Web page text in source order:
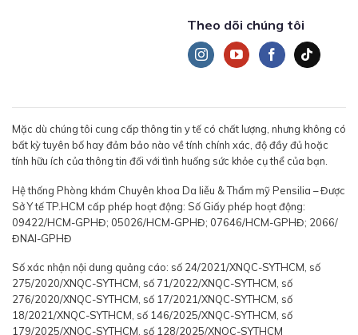
Theo dõi chúng tôi
Mặc dù chúng tôi cung cấp thông tin y tế có chất lượng, nhưng không có
bất kỳ tuyên bố hay đảm bảo nào về tính chính xác, độ đầy đủ hoặc
tính hữu ích của thông tin đối với tình huống sức khỏe cụ thể của bạn.
Hệ thống Phòng khám Chuyên khoa Da liễu & Thẩm mỹ Pensilia – Được
Sở Y tế TP.HCM cấp phép hoạt động: Số Giấy phép hoạt động:
09422/HCM-GPHĐ; 05026/HCM-GPHĐ; 07646/HCM-GPHĐ; 2066/
ĐNAI-GPHĐ
Số xác nhận nội dung quảng cáo: số 24/2021/XNQC-SYTHCM, số
275/2020/XNQC-SYTHCM, số 71/2022/XNQC-SYTHCM, số
276/2020/XNQC-SYTHCM, số 17/2021/XNQC-SYTHCM, số
18/2021/XNQC-SYTHCM, số 146/2025/XNQC-SYTHCM, số
179/2025/XNQC-SYTHCM, số 128/2025/XNQC-SYTHCM